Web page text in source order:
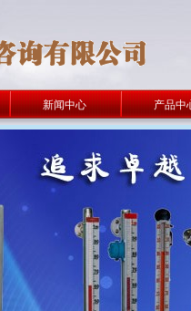
新闻中心 产品中